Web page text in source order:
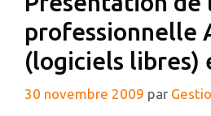
professionnelle
(logiciels libres)
30 novembre 2009 par